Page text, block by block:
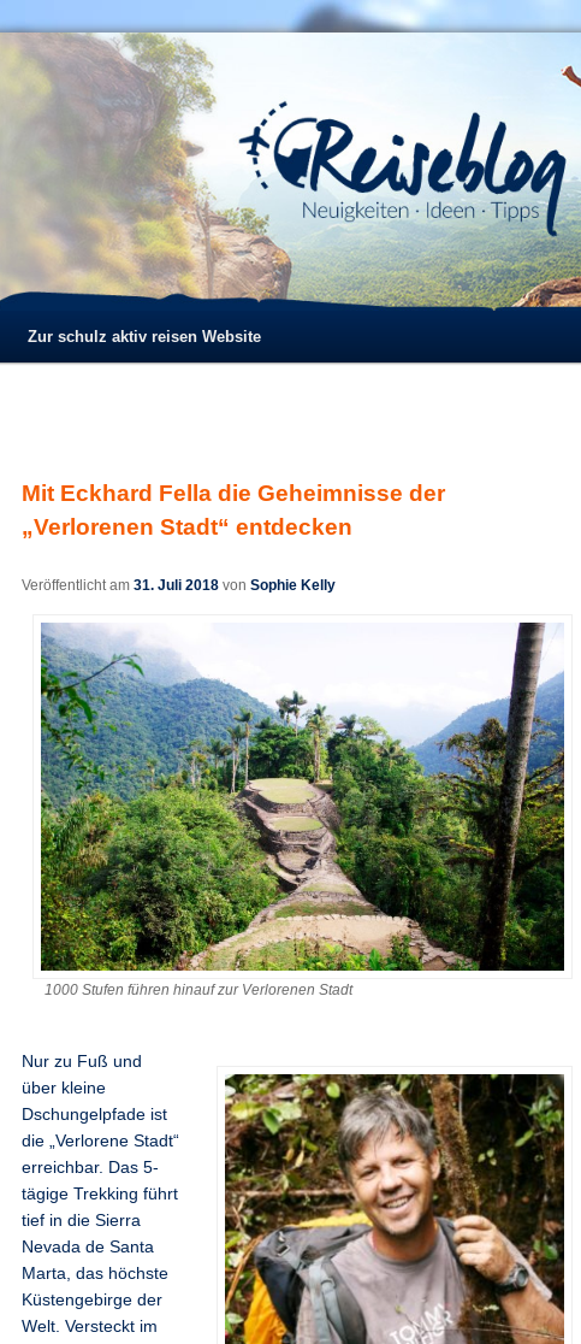
Zum
Zum
wechseln
Zur schulz aktiv reisen Website
Mit Eckhard Fella die Geheimnisse der
„Verlorenen Stadt“ entdecken
Veröffentlicht am 31. Juli 2018 von Sophie Kelly
1000 Stufen führen hinauf zur Verlorenen Stadt
Nur zu Fuß und
über kleine
Dschungelpfade ist
die „Verlorene Stadt“
erreichbar. Das 5-
tägige Trekking führt
tief in die Sierra
Nevada de Santa
Marta, das höchste
Küstengebirge der
Welt. Versteckt im